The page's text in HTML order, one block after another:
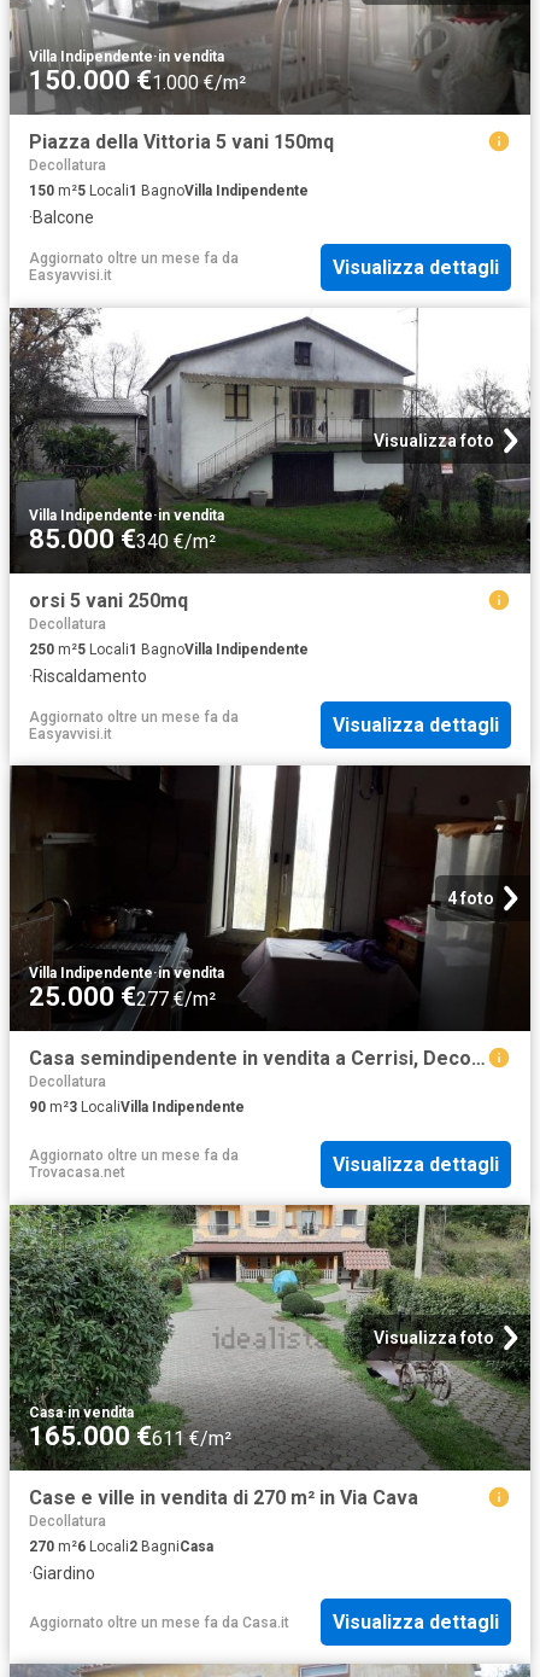
Villa Indipendente·in vendita
150.000 €1.000 €/m²
Piazza della Vittoria 5 vani 150mq
Decollatura
150 m²5 Locali1 BagnoVilla Indipendente
·Balcone
Aggiornato oltre un mese fa da
Easyavvisi.it
Visualizza dettagli
Visualizza foto
Villa Indipendente·in vendita
85.000 €340 €/m²
orsi 5 vani 250mq
Decollatura
250 m²5 Locali1 BagnoVilla Indipendente
·Riscaldamento
Aggiornato oltre un mese fa da
Easyavvisi.it
Visualizza dettagli
4 foto
Villa Indipendente·in vendita
25.000 €277 €/m²
Casa semindipendente in vendita a Cerrisi, Decollatura
Decollatura
90 m²3 LocaliVilla Indipendente
Aggiornato oltre un mese fa da
Trovacasa.net
Visualizza dettagli
Visualizza foto
Casa·in vendita
165.000 €611 €/m²
Case e ville in vendita di 270 m² in Via Cava
Decollatura
270 m²6 Locali2 BagniCasa
·Giardino
Aggiornato oltre un mese fa da Casa.it Visualizza dettagli